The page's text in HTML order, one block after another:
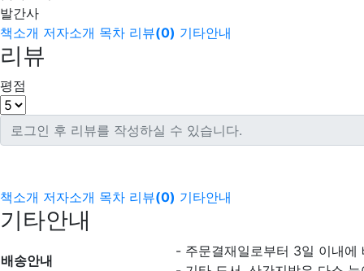
발간사
책소개 저자소개 목차 리뷰(0) 기타안내
리뷰
평점
책소개 저자소개 목차 리뷰(0) 기타안내
기타안내
배송안내
- 주문결재일로부터 3일 이내에